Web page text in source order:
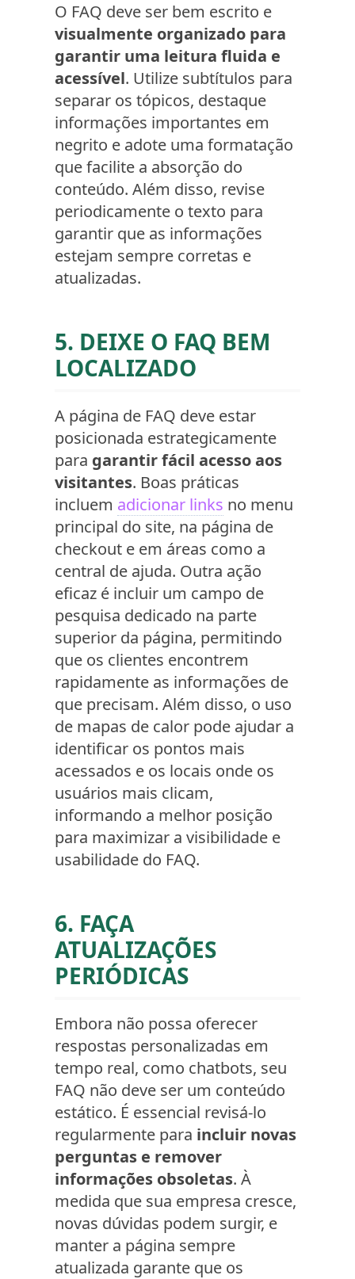
O FAQ deve ser bem escrito e
visualmente organizado para
garantir uma leitura fluida e
acessível. Utilize subtítulos para
separar os tópicos, destaque
informações importantes em
negrito e adote uma formatação
que facilite a absorção do
conteúdo. Além disso, revise
periodicamente o texto para
garantir que as informações
estejam sempre corretas e
atualizadas.
5. DEIXE O FAQ BEM
LOCALIZADO
A página de FAQ deve estar
posicionada estrategicamente
para garantir fácil acesso aos
visitantes. Boas práticas
incluem adicionar links no menu
principal do site, na página de
checkout e em áreas como a
central de ajuda. Outra ação
eficaz é incluir um campo de
pesquisa dedicado na parte
superior da página, permitindo
que os clientes encontrem
rapidamente as informações de
que precisam. Além disso, o uso
de mapas de calor pode ajudar a
identificar os pontos mais
acessados e os locais onde os
usuários mais clicam,
informando a melhor posição
para maximizar a visibilidade e
usabilidade do FAQ.
6. FAÇA
ATUALIZAÇÕES
PERIÓDICAS
Embora não possa oferecer
respostas personalizadas em
tempo real, como chatbots, seu
FAQ não deve ser um conteúdo
estático. É essencial revisá-lo
regularmente para incluir novas
perguntas e remover
informações obsoletas. À
medida que sua empresa cresce,
novas dúvidas podem surgir, e
manter a página sempre
atualizada garante que os